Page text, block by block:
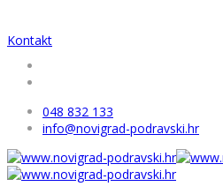
Kontakt
048 832 133
info@novigrad-podravski.hr